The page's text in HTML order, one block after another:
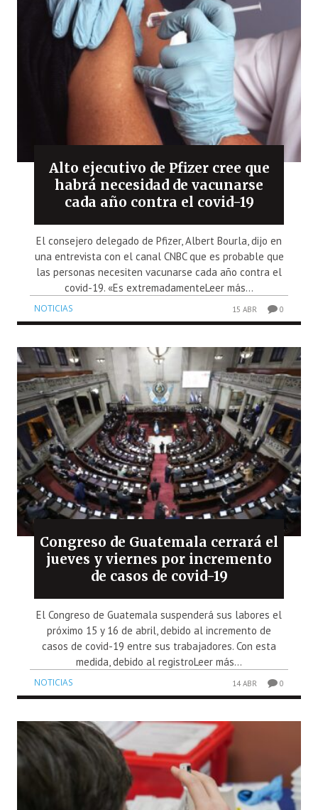
Alto ejecutivo de Pfizer cree que
habrá necesidad de vacunarse
cada año contra el covid-19
El consejero delegado de Pfizer, Albert Bourla, dijo en
una entrevista con el canal CNBC que es probable que
las personas necesiten vacunarse cada año contra el
covid-19. «Es extremadamenteLeer más...
NOTICIAS 15 ABR 0
Congreso de Guatemala cerrará el
jueves y viernes por incremento
de casos de covid-19
El Congreso de Guatemala suspenderá sus labores el
próximo 15 y 16 de abril, debido al incremento de
casos de covid-19 entre sus trabajadores. Con esta
medida, debido al registroLeer más...
NOTICIAS 14 ABR 0